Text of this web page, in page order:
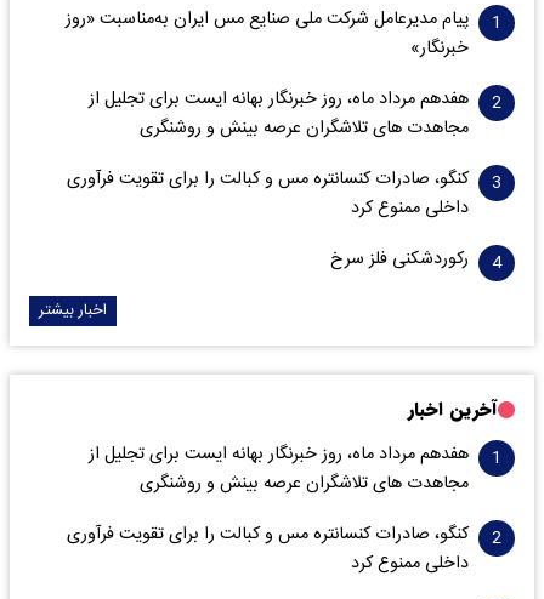
پیام مدیرعامل شرکت ملی صنایع مس ایران به‌مناسبت «روز
خبرنگار»
هفدهم مرداد ماه، روز خبرنگار بهانه ایست برای تجلیل از
مجاهدت های تلاشگران عرصه بینش و روشنگری
کنگو، صادرات کنسانتره مس و کبالت را برای تقویت فرآوری
داخلی ممنوع کرد
رکوردشکنی فلز سرخ
اخبار بیشتر
آخرین اخبار
هفدهم مرداد ماه، روز خبرنگار بهانه ایست برای تجلیل از
مجاهدت های تلاشگران عرصه بینش و روشنگری
کنگو، صادرات کنسانتره مس و کبالت را برای تقویت فرآوری
داخلی ممنوع کرد